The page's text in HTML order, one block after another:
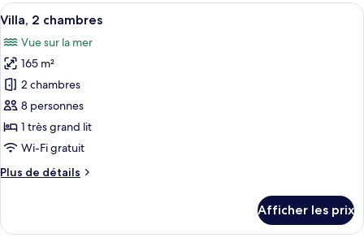
chambre
Afficher
toutes
les
photos
pour
ce
type
de
chambre :
Villa,
Villa, 2 chambres | Couette en
13
Villa, 2 chambres
Vue sur la mer
165 m²
2 chambres
8 personnes
1 très grand lit
Wi-Fi gratuit
Plus de détails
Plus
Villa,
Afficher les prix